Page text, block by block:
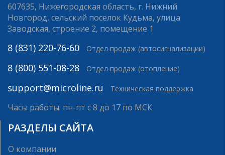
607635, Нижегородская область, г. Нижний
Новгород, сельский поселок Кудьма, улица
Заводская, строение 2, помещение 1
8 (831) 220-76-60 Отдел продаж (автосигнализации)
8 (800) 551-08-28 Отдел продаж (отопление)
support@microline.ru Техническая поддержка
Часы работы: пн-пт с 8 до 17 по МСК
РАЗДЕЛЫ САЙТА
О компании